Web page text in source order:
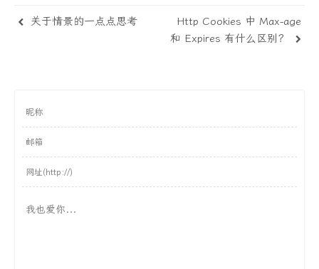
关于情景的一点点思考
Http Cookies 中 Max-age
和 Expires 有什么区别？